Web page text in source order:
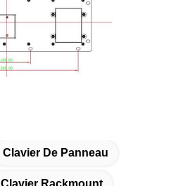
Clavier De Panneau
Clavier Rackmount